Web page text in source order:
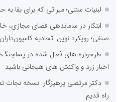
لبنیات سنتی؛ میراثی که برای بقا به
ابتکار در ساماندهی فضای مجازی،
صنفی؛ رویکرد نوین اتحادیه
طرحواره های فعال شده در
اخبار زرد و واکنش های هیجانی باشید
دکتر مرتضی پرهیزگار: نسخه نجات
راه قدیم